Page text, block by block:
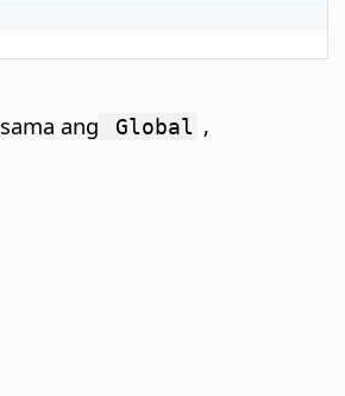
ang Global ,